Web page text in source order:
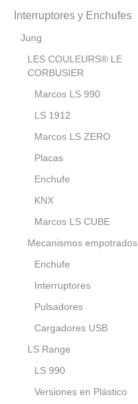
Interruptores y Enchufes
Jung
LES COULEURS® LE
CORBUSIER
Marcos LS 990
LS 1912
Marcos LS ZERO
Placas
Enchufe
KNX
Marcos LS CUBE
Mecanismos empotrados
Enchufe
Interruptores
Pulsadores
Cargadores USB
LS Range
LS 990
Versiones en Plástico